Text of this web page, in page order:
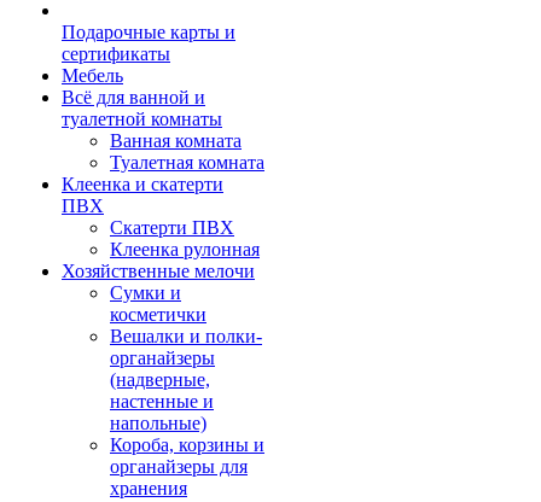
Подарочные карты и
сертификаты
Мебель
Всё для ванной и
туалетной комнаты
Ванная комната
Туалетная комната
Клеенка и скатерти
ПВХ
Скатерти ПВХ
Клеенка рулонная
Хозяйственные мелочи
Сумки и
косметички
Вешалки и полки-
органайзеры
(надверные,
настенные и
напольные)
Короба, корзины и
органайзеры для
хранения